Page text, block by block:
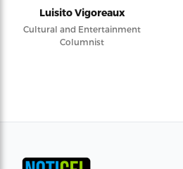
Luisito Vigoreaux
Cultural and Entertainment
Columnist